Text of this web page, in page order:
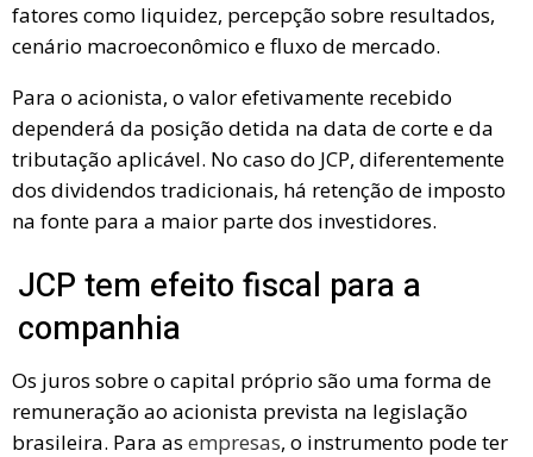
fatores como liquidez, percepção sobre resultados,
cenário macroeconômico e fluxo de mercado.
Para o acionista, o valor efetivamente recebido
dependerá da posição detida na data de corte e da
tributação aplicável. No caso do JCP, diferentemente
dos dividendos tradicionais, há retenção de imposto
na fonte para a maior parte dos investidores.
JCP tem efeito fiscal para a
companhia
Os juros sobre o capital próprio são uma forma de
remuneração ao acionista prevista na legislação
brasileira. Para as empresas, o instrumento pode ter